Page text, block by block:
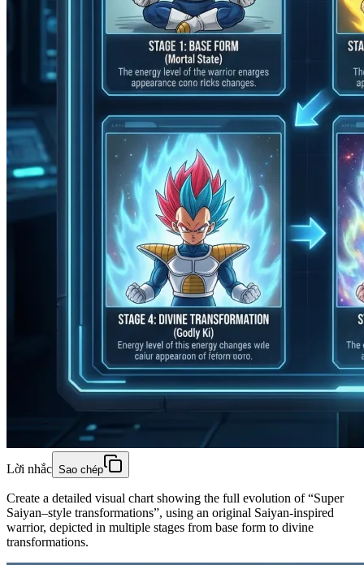
Lời nhắc Sao chép
Create a detailed visual chart showing the full evolution of “Super
Saiyan–style transformations”, using an original Saiyan-inspired
warrior, depicted in multiple stages from base form to divine
transformations.